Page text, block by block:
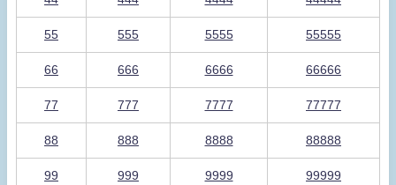
55 555 5555 55555
66 666 6666 66666
77 777 7777 77777
88 888 8888 88888
99 999 9999 99999